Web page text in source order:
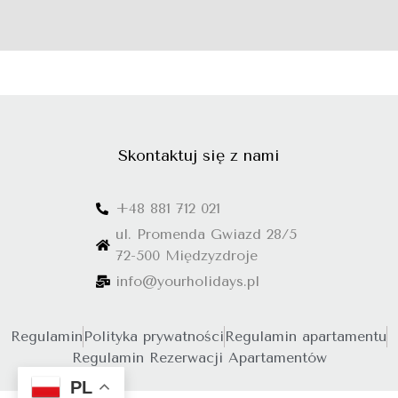
Skontaktuj się z nami
+48 881 712 021
ul. Promenda Gwiazd 28/5
72-500 Międzyzdroje
info@yourholidays.pl
Regulamin Polityka prywatności Regulamin apartamentu
Regulamin Rezerwacji Apartamentów
PL